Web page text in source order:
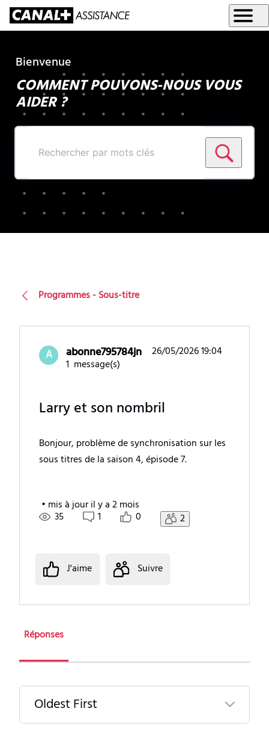
Bienvenue
COMMENT POUVONS-NOUS VOUS
AIDER ?
Rechercher
par
mots
Programmes - Sous-titre
A abonne795784jn
1 message(s)
26/05/2026 19:04
Larry et son nombril
Bonjour, problème de synchronisation sur les
sous titres de la saison 4, épisode 7.
• mis à jouril y a 2 mois
35 1 0 2
J'aime Suivre
Réponses
Oldest First